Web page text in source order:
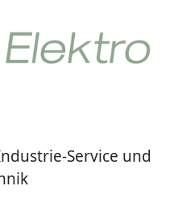
Service und